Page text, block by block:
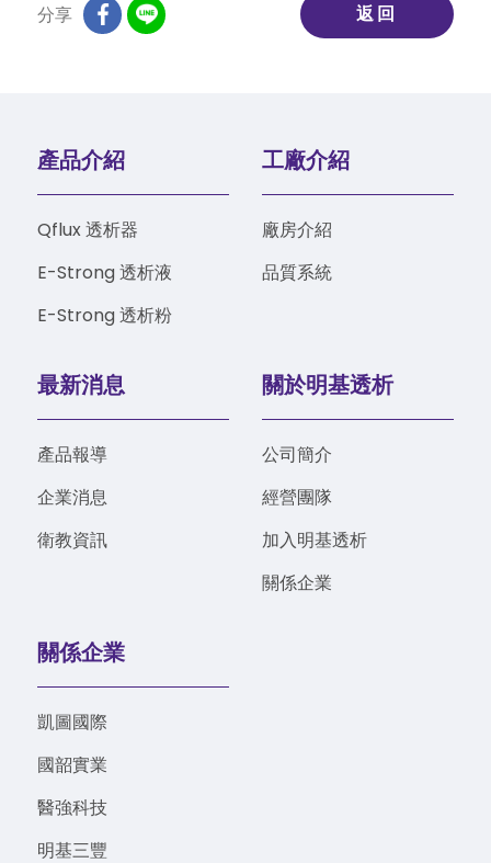
分享 返回
產品介紹
Qflux 透析器
E-Strong 透析液
E-Strong 透析粉
工廠介紹
廠房介紹
品質系統
最新消息
產品報導
企業消息
衛教資訊
關於明基透析
公司簡介
經營團隊
加入明基透析
關係企業
關係企業
凱圖國際
國韶實業
醫強科技
明基三豐